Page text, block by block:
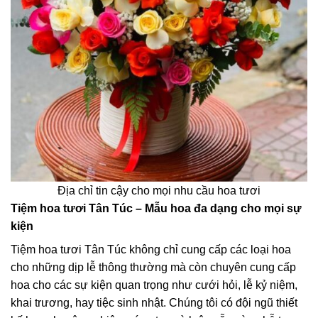
Địa chỉ tin cậy cho mọi nhu cầu hoa tươi
Tiệm hoa tươi Tân Túc – Mẫu hoa đa dạng cho mọi sự
kiện
Tiệm hoa tươi Tân Túc không chỉ cung cấp các loại hoa
cho những dịp lễ thông thường mà còn chuyên cung cấp
hoa cho các sự kiện quan trọng như cưới hỏi, lễ kỷ niệm,
khai trương, hay tiệc sinh nhật. Chúng tôi có đội ngũ thiết